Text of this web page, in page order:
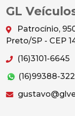
GL
Patrocínio,
Preto/SP - CEP
(16)3101-6645
(16)99388-